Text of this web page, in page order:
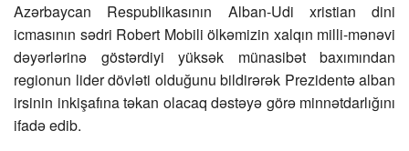
Azərbaycan Respublikasının Alban-Udi xristian dini
icmasının sədri Robert Mobili ölkəmizin xalqın milli-mənəvi
dəyərlərinə göstərdiyi yüksək münasibət baxımından
regionun lider dövləti olduğunu bildirərək Prezidentə alban
irsinin inkişafına təkan olacaq dəstəyə görə minnətdarlığını
ifadə edib.